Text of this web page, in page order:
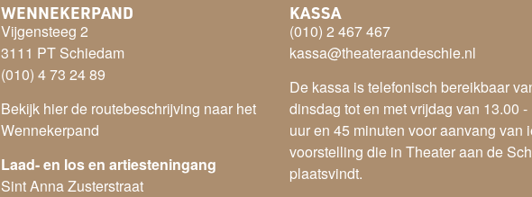
WENNEKERPAND
Vijgensteeg 2
3111 PT Schiedam
(010) 4 73 24 89
Bekijk hier de routebeschrijving naar het
Wennekerpand
Laad- en los en artiesteningang
Sint Anna Zusterstraat
KASSA
(010) 2 467 467
kassa@theateraandeschie.nl
De kassa is telefonisch bereikbaar
dinsdag tot en met vrijdag van 13.00 -
uur en 45 minuten voor aanvang van
voorstelling die in Theater aan de
plaatsvindt.